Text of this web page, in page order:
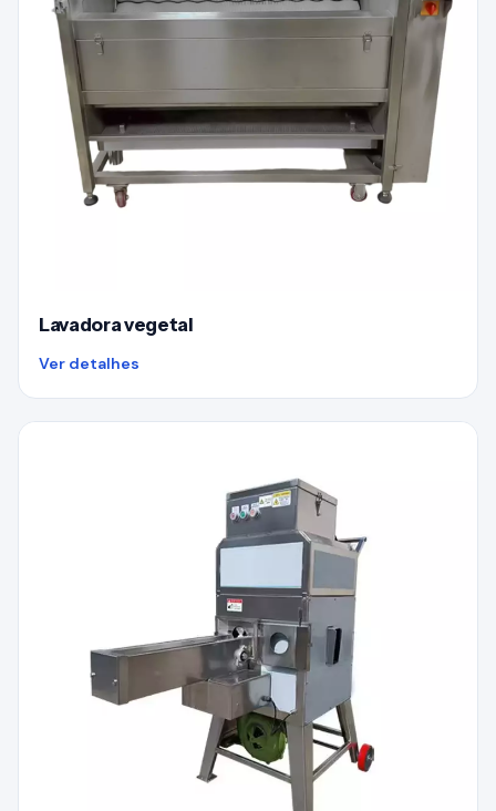
Lavadora vegetal
Ver detalhes